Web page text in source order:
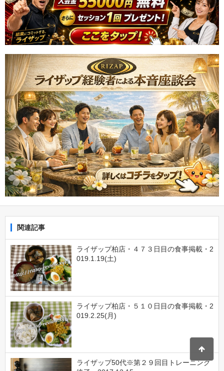
関連記事
ライザップ柏店・４７３日目の食事掲載・2
019.1.19(土)
ライザップ柏店・５１０日目の食事掲載・2
019.2.25(月)
ライザップ50代※第２９回目トレーニング